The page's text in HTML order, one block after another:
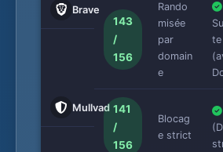
Brave
143
/
156
Rando
misée
par
domain
e
te
Mullvad 141
/
156
Blocag
e strict